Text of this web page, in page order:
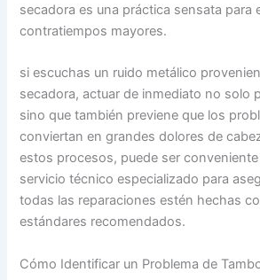
secadora es una práctica sensata para
contratiempos mayores.
si escuchas un ruido metálico
secadora, actuar de inmediato no solo
sino que también previene que los
conviertan en grandes dolores de
estos procesos, puede ser conveniente
servicio técnico especializado para
todas las reparaciones estén hechas
estándares recomendados.
Cómo Identificar un Problema de